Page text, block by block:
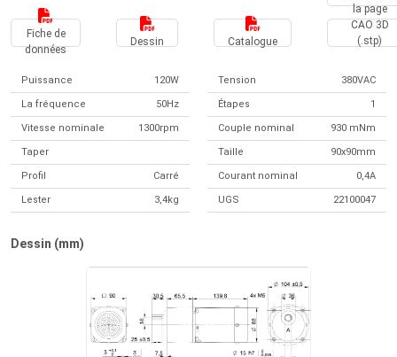
la page
Fiche de
données
Dessin Catalogue
CAO 3D
(.stp)
Puissance 120W Tension 380VAC
La fréquence 50Hz Étapes 1
Vitesse nominale 1300rpm Couple nominal 930 mNm
Taper Taille 90x90mm
Profil Carré Courant nominal 0,4A
Lester 3,4kg UGS 22100047
Dessin (mm)